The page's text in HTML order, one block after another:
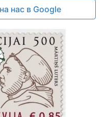
нас в Google